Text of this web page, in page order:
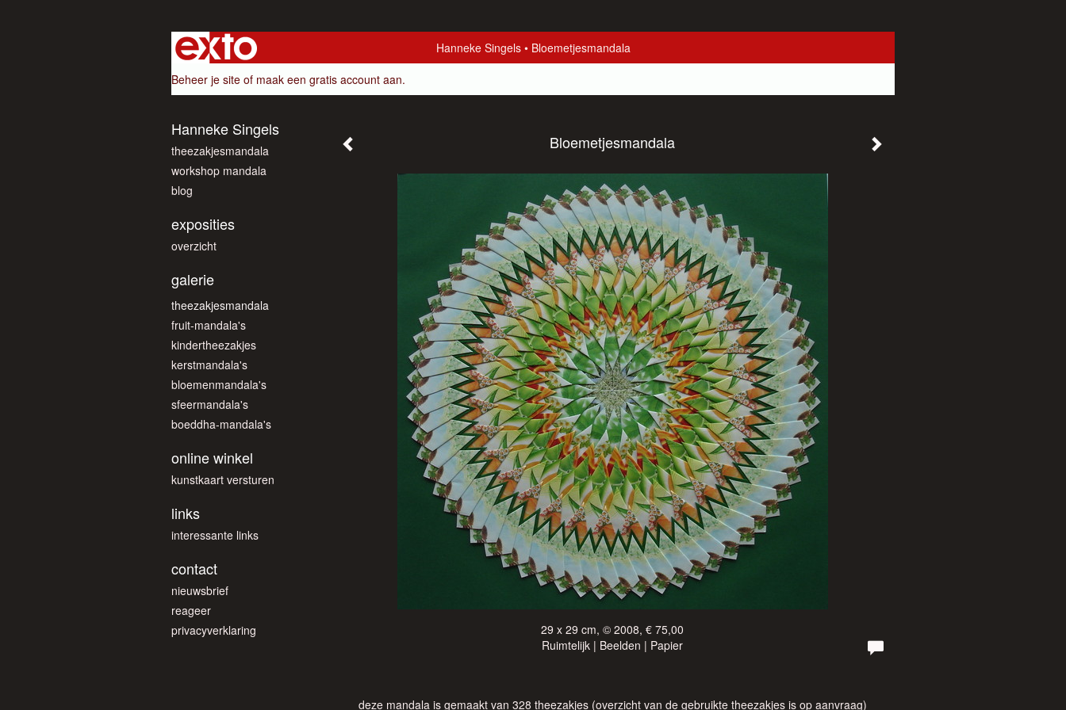
Hanneke Singels
Bloemetjesmandala
Beheer je site of maak een gratis account aan.
Bloemetjesmandala
29 x 29 cm, © 2008, € 75,00
Ruimtelijk | Beelden | Papier
deze mandala is gemaakt van 328 theezakjes (overzicht van de gebruikte theezakjes is op aanvraag)
Hanneke Singels
theezakjesmandala
workshop mandala
blog
exposities
overzicht
galerie
theezakjesmandala
fruit-mandala's
kindertheezakjes
kerstmandala's
bloemenmandala's
sfeermandala's
boeddha-mandala's
online winkel
kunstkaart versturen
links
interessante links
contact
nieuwsbrief
reageer
privacyverklaring